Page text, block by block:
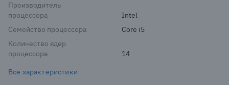
Производитель
процессора
Intel
Семейство процессора
Core i5
Количество ядер
процессора
14
Все характеристики